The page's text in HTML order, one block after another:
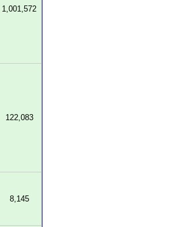
1,001,572
122,083
8,145